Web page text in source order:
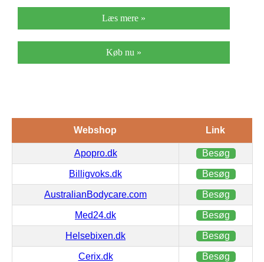
Læs mere »
Køb nu »
Webshop Link
Apopro.dk Besøg
Billigvoks.dk Besøg
AustralianBodycare.com Besøg
Med24.dk Besøg
Helsebixen.dk Besøg
Cerix.dk Besøg